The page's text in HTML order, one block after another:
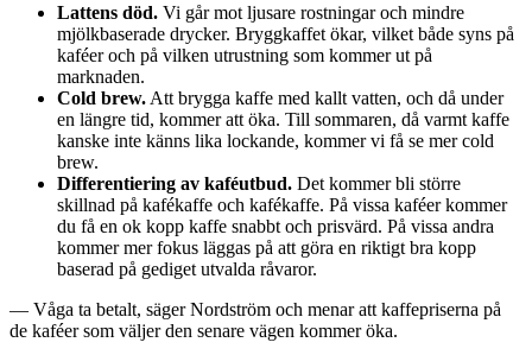
Lattens död. Vi går mot ljusare rostningar och mindre
mjölkbaserade drycker. Bryggkaffet ökar, vilket både syns på
kaféer och på vilken utrustning som kommer ut på
marknaden.
Cold brew. Att brygga kaffe med kallt vatten, och då under
en längre tid, kommer att öka. Till sommaren, då varmt kaffe
kanske inte känns lika lockande, kommer vi få se mer cold
brew.
Differentiering av kaféutbud. Det kommer bli större
skillnad på kafékaffe och kafékaffe. På vissa kaféer kommer
du få en ok kopp kaffe snabbt och prisvärd. På vissa andra
kommer mer fokus läggas på att göra en riktigt bra kopp
baserad på gediget utvalda råvaror.
— Våga ta betalt, säger Nordström och menar att kaffepriserna på
de kaféer som väljer den senare vägen kommer öka.